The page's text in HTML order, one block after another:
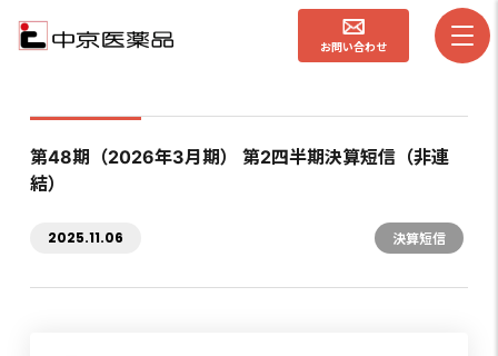
お問い合わせ
第48期（2026年3月期） 第2四半期決算短信（非連
結）
2025.11.06 決算短信